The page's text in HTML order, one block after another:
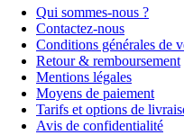
Qui sommes-nous ?
Contactez-nous
Conditions générales de
Retour & remboursement
Mentions légales
Moyens de paiement
Tarifs et options de
Avis de confidentialité